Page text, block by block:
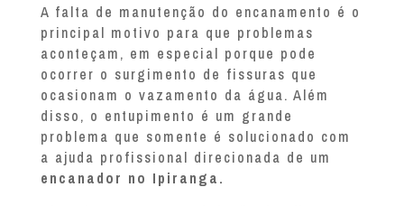
A falta de manutenção do encanamento é o
principal motivo para que problemas
aconteçam, em especial porque pode
ocorrer o surgimento de fissuras que
ocasionam o vazamento da água. Além
disso, o entupimento é um grande
problema que somente é solucionado com
a ajuda profissional direcionada de um
encanador no Ipiranga.